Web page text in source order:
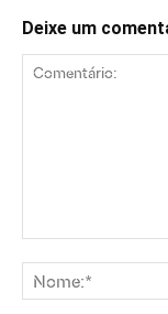
Deixe um